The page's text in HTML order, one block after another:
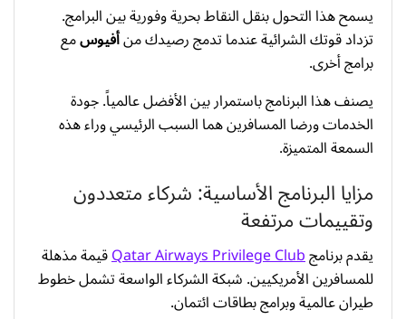
يسمح هذا التحول بنقل النقاط بحرية وفورية بين البرامج.
تزداد قوتك الشرائية عندما تدمج رصيدك منأفيوسمع
برامج أخرى.
يصنف هذا البرنامج باستمرار بين الأفضل عالمياً. جودة
الخدمات ورضا المسافرين هما السبب الرئيسي وراء هذه
السمعة المتميزة.
مزايا البرنامج الأساسية: شركاء متعددون
وتقييمات مرتفعة
يقدم برنامجQatar Airways Privilege Clubقيمة مذهلة
للمسافرين الأمريكيين. شبكة الشركاء الواسعة تشمل خطوط
طيران عالمية وبرامج بطاقات ائتمان.